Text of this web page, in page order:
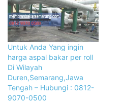
Untuk Anda Yang ingin
harga aspal bakar per roll
Di Wilayah
Duren,Semarang,Jawa
Tengah – Hubungi : 0812-
9070-0500